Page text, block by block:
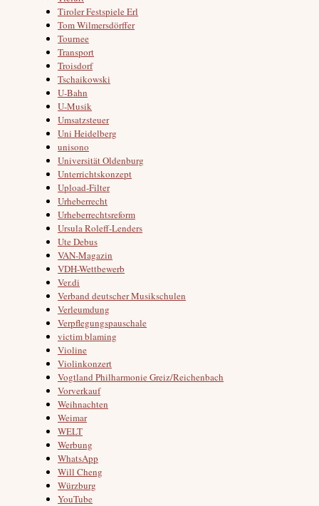
Tiroler Festspiele Erl
Tom Wilmersdörffer
Tournee
Transport
Troisdorf
Tschaikowski
U-Bahn
U-Musik
Umsatzsteuer
Uni Heidelberg
unisono
Universität Oldenburg
Unterrichtskonzept
Upload-Filter
Urheberrecht
Urheberrechtsreform
Ursula Roleff-Lenders
Ute Debus
VAN-Magazin
VDH-Wettbewerb
Ver.di
Verband deutscher Musikschulen
Verleumdung
Verpflegungspauschale
victim blaming
Violine
Violinkonzert
Vogtland Philharmonie Greiz/Reichenbach
Vorverkauf
Weihnachten
Weimar
WELT
Werbung
WhatsApp
Will Cheng
Würzburg
YouTube